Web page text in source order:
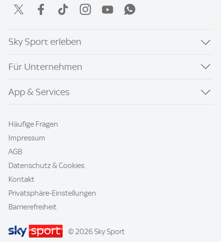
Sky Sport erleben
Für Unternehmen
App & Services
Häufige Fragen
Impressum
AGB
Datenschutz & Cookies
Kontakt
Privatsphäre-Einstellungen
Barrierefreiheit
© 2026 Sky Sport